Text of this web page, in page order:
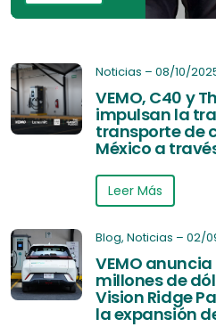
Noticias – 08/10/
VEMO, C40 y
impulsan la
transporte de
México a
Leer Más
Blog, Noticias – 02/
VEMO
millones de
Vision Ridge
la expansión